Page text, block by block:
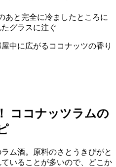
あと完全に冷ましたところに
グラスに注ぐ
中に広がるココナッツの香り
ココナッツラムの
ム酒。原料のさとうきびがと
いることが多いので、どこか